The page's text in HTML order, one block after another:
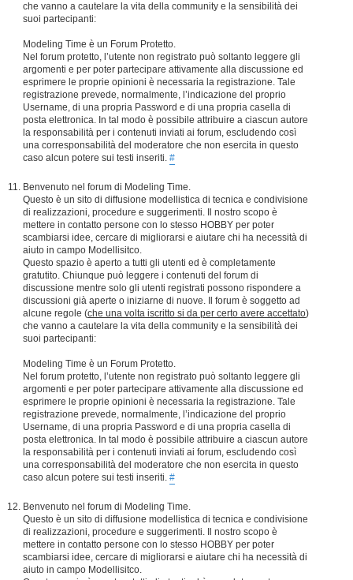
che vanno a cautelare la vita della community e la sensibilità dei
suoi partecipanti:
Modeling Time è un Forum Protetto.
Nel forum protetto, l’utente non registrato può soltanto leggere gli
argomenti e per poter partecipare attivamente alla discussione ed
esprimere le proprie opinioni è necessaria la registrazione. Tale
registrazione prevede, normalmente, l’indicazione del proprio
Username, di una propria Password e di una propria casella di
posta elettronica. In tal modo è possibile attribuire a ciascun autore
la responsabilità per i contenuti inviati ai forum, escludendo così
una corresponsabilità del moderatore che non esercita in questo
caso alcun potere sui testi inseriti. #
Benvenuto nel forum di Modeling Time.
Questo è un sito di diffusione modellistica di tecnica e condivisione
di realizzazioni, procedure e suggerimenti. Il nostro scopo è
mettere in contatto persone con lo stesso HOBBY per poter
scambiarsi idee, cercare di migliorarsi e aiutare chi ha necessità di
aiuto in campo Modellisitco.
Questo spazio è aperto a tutti gli utenti ed è completamente
gratutito. Chiunque può leggere i contenuti del forum di
discussione mentre solo gli utenti registrati possono rispondere a
discussioni già aperte o iniziarne di nuove. Il forum è soggetto ad
alcune regole (che una volta iscritto si da per certo avere accettato)
che vanno a cautelare la vita della community e la sensibilità dei
suoi partecipanti:
Modeling Time è un Forum Protetto.
Nel forum protetto, l’utente non registrato può soltanto leggere gli
argomenti e per poter partecipare attivamente alla discussione ed
esprimere le proprie opinioni è necessaria la registrazione. Tale
registrazione prevede, normalmente, l’indicazione del proprio
Username, di una propria Password e di una propria casella di
posta elettronica. In tal modo è possibile attribuire a ciascun autore
la responsabilità per i contenuti inviati ai forum, escludendo così
una corresponsabilità del moderatore che non esercita in questo
caso alcun potere sui testi inseriti. #
Benvenuto nel forum di Modeling Time.
Questo è un sito di diffusione modellistica di tecnica e condivisione
di realizzazioni, procedure e suggerimenti. Il nostro scopo è
mettere in contatto persone con lo stesso HOBBY per poter
scambiarsi idee, cercare di migliorarsi e aiutare chi ha necessità di
aiuto in campo Modellisitco.